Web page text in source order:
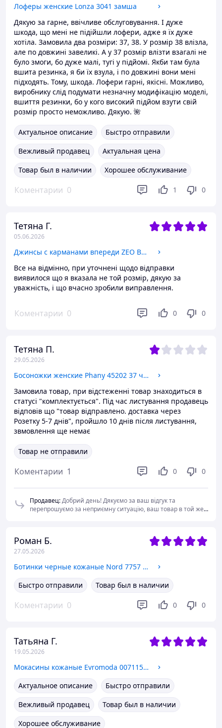
Лоферы женские Lonza 3041 замша
Дякую за гарне, ввічливе обслуговування. І дуже
шкода, що мені не підійшли лофери, адже я їх дуже
хотіла. Замовила два розміри: 37, 38. У розмір 38 влізла,
але по довжині завеликі. А у 37 розмір влізти взагалі не
було змоги, бо дуже малі, тугі у підйомі. Якби там була
вшита резинка, я би їх взула, і по довжині вони мені
підходять. Тому, шкода. Лофери гарні, якісні. Можливо,
виробнику слід подумати незначну модифікацію моделі,
вшиття резинки, бо у кого високий підйом взути свій
розмір просто неможливо. Дякую. 🌺
Актуальное описание
Быстро отправили
Вежливый продавец
Актуальная цена
Товар был в наличии
Хорошее обслуживание
Коментарии 0 1 0
Тетяна Г.
05.06.2026
Джинсы с карманами впереди ZEO Basic 5153 голубые
Все на відмінно, при уточнені щодо відправки
виявилося що я вказала не той розмір, дякую за
уважність, і що вчасно зробили виправлення.
Коментарии 0 0 0
Тетяна П.
29.05.2026
Босоножки женские Phany 45202 37 черные кожа
Замовила товар, при відстеженні товар знаходиться в
статусі "комплектується". Під час листування продавець
відповів що "товар відправлено. доставка через
Розетку 5-7 днів", пройшло 10 днів після листування,
звмовлення ще немає
Товар не отправили
Коментарии 1 0 0
Продавец:Добрий день! Дякуємо за ваш відгук та
перепрошуємо за неприємну ситуацію, ваш товар в той же
кожного дня. Розуміємо, що це спричинило незручності та
довге очікування, і щиро шкодуємо з цього приводу. Ми вже
працюємо над вирішенням ситуації та робимо все
за ваше роуміння та зворотній зв'язок
Роман Б.
27.05.2026
Ботинки черные кожаные Nord 7757 41 размер
Быстро отправили
Товар был в наличии
Коментарии 0 0 0
Татьяна Г.
19.05.2026
Мокасины кожаные Evromoda 007115 39 Белые
Актуальное описание
Быстро отправили
Вежливый продавец
Товар был в наличии
Хорошее обслуживание